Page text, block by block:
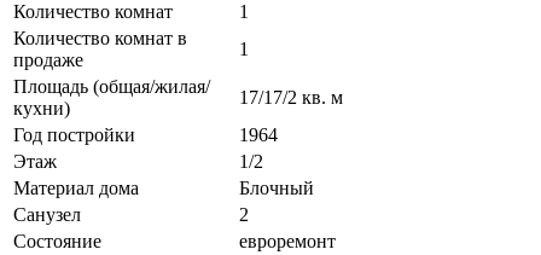
Количество комнат
1
Количество комнат в
продаже
1
Площадь (общая/жилая/
кухни)
17/17/2 кв. м
Год постройки
1964
Этаж
1/2
Материал дома
Блочный
Санузел
2
Состояние
евроремонт